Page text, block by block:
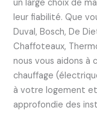
un large choix de
leur fiabilité. Que
Duval, Bosch, De
Chaffoteaux,
nous vous aidons à
chauffage
à votre logement et
approfondie des